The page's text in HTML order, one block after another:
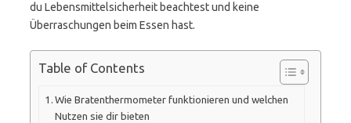
du Lebensmittelsicherheit beachtest und keine
Überraschungen beim Essen hast.
Table of Contents
Wie Bratenthermometer funktionieren und welchen
Nutzen sie dir bieten